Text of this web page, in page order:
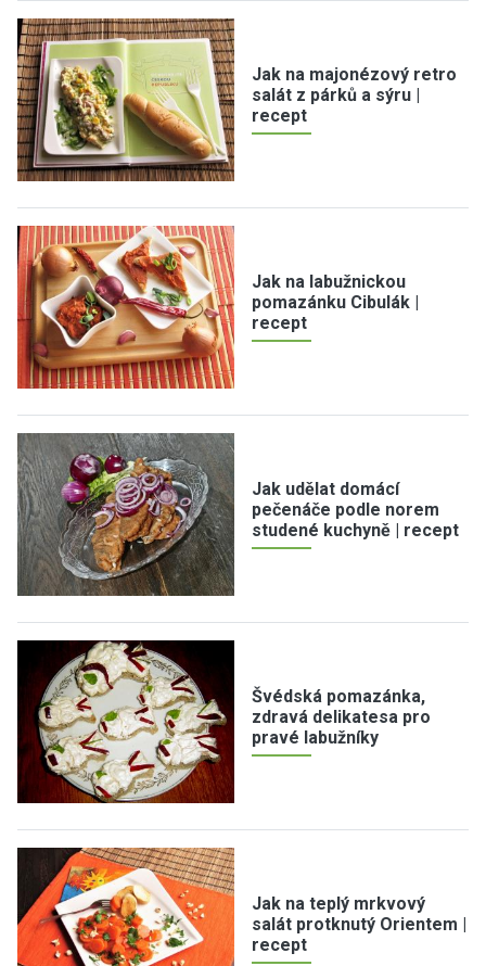
Jak na majonézový retro
salát z párků a sýru |
recept
Jak na labužnickou
pomazánku Cibulák |
recept
Jak udělat domácí
pečenáče podle norem
studené kuchyně | recept
Švédská pomazánka,
zdravá delikatesa pro
pravé labužníky
Jak na teplý mrkvový
salát protknutý Orientem |
recept